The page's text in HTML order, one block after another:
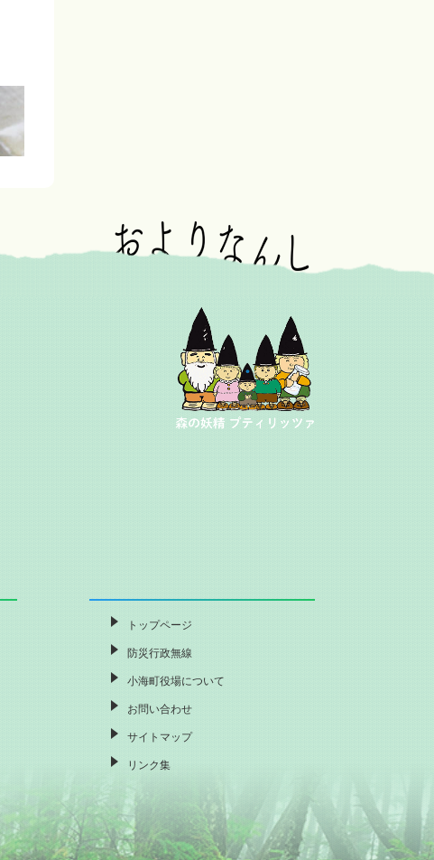
トップページ
防災行政無線
小海町役場について
お問い合わせ
サイトマップ
リンク集